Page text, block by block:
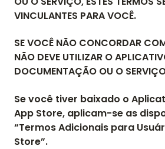
VINCULANTES PARA VOCÊ.
SE VOCÊ NÃO CONCORDAR
NÃO DEVE UTILIZAR O
DOCUMENTAÇÃO OU O
Se você tiver baixado o
App Store, aplicam-se as
“Termos Adicionais para
Store”.